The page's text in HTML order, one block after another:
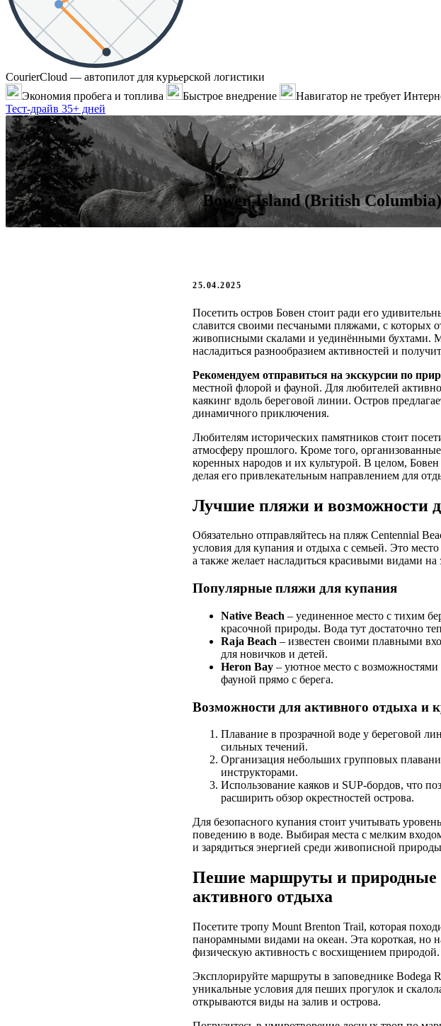
CourierCloud — автопилот для курьерской логистики
Экономия пробега и топлива
Быстрое внедрение Навигатор не требует
Тест-драйв 35+ дней
Bowen Island (British
25.04.2025
Посетить остров Бовен стоит ради его
славится своими песчаными пляжами, с которых
живописными скалами и уединёнными бухтами.
насладиться разнообразием активностей и
Рекомендуем отправиться на экскурсии по
местной флорой и фауной. Для любителей
каякинг вдоль береговой линии. Остров
динамичного приключения.
Любителям исторических памятников стоит
атмосферу прошлого. Кроме того,
коренных народов и их культурой. В целом,
делая его привлекательным направлением для
Лучшие пляжи и возможности
Обязательно отправляйтесь на пляж Centennial
условия для купания и отдыха с семьей. Это
а также желает насладиться красивыми видами на
Популярные пляжи для купания
Native Beach – уединенное место с тихим
красочной природы. Вода тут достаточно
Raja Beach – известен своими плавными
для новичков и детей.
Heron Bay – уютное место с
фауной прямо с берега.
Возможности для активного отдыха и
Плавание в прозрачной воде у береговой
сильных течений.
Организация небольших групповых
инструкторами.
Использование каяков и SUP-бордов, что
расширить обзор окрестностей острова.
Для безопасного купания стоит учитывать
поведению в воде. Выбирая места с мелким
и зарядиться энергией среди живописной
Пешие маршруты и природные
активного отдыха
Посетите тропу Mount Brenton Trail, которая
панорамными видами на океан. Эта короткая, но
физическую активность с восхищением природой.
Эксплорируйте маршруты в заповеднике Bodega
уникальные условия для пеших прогулок и
открываются виды на залив и острова.